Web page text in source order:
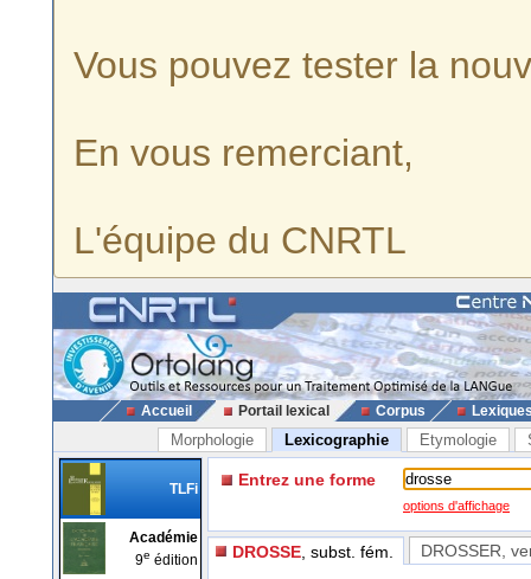
Vous pouvez tester la
En vous remerciant,
L'équipe du CNRTL
Accueil Portail lexical Corpus
Morphologie Lexicographie Etymologie
TLFi
Académie
9e édition
Entrez une forme
options d'affichage
DROSSE , subst. fém. DROSSER ,